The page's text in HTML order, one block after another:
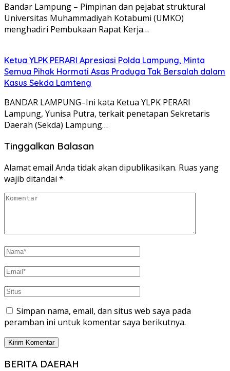
Bandar Lampung – Pimpinan dan pejabat struktural
Universitas Muhammadiyah Kotabumi (UMKO)
menghadiri Pembukaan Rapat Kerja…
Ketua YLPK PERARI Apresiasi Polda Lampung, Minta
Semua Pihak Hormati Asas Praduga Tak Bersalah dalam
Kasus Sekda Lamteng
BANDAR LAMPUNG–Ini kata Ketua YLPK PERARI
Lampung, Yunisa Putra, terkait penetapan Sekretaris
Daerah (Sekda) Lampung…
Tinggalkan Balasan
Alamat email Anda tidak akan dipublikasikan. Ruas yang
wajib ditandai *
Simpan nama, email, dan situs web saya pada
peramban ini untuk komentar saya berikutnya.
BERITA DAERAH